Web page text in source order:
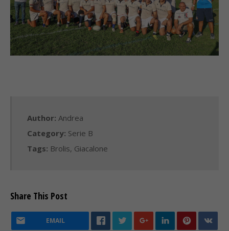
Author: Andrea
Category: Serie B
Tags: Brolis, Giacalone
Share This Post
EMAIL